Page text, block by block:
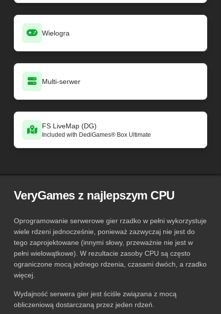
Wielogra
Multi-serwer
FS LiveMap (DG)
Included with DediGames® Box Ultimate
VeryGames z najlepszym CPU
Oprogramowanie serwerowe gier rzadko w pełni wykorzystuje
wiele rdzeni jednocześnie, ponieważ zazwyczaj nie jest do
tego zaprojektowane (innymi słowy, przeważnie nie jest w
pełni wielowątkowe). W rezultacie zasoby CPU są często
ograniczone mocą jednego rdzenia, czasami dwóch, a rzadko
więcej.
Wydajność serwera gier jest ściśle związana z mocą
obliczeniową dostarczaną przez jeden rdzeń.